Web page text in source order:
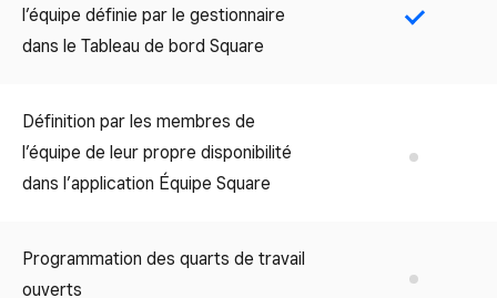
l’équipe définie par le gestionnaire
dans le Tableau de bord Square
Yes
Définition par les membres de
l’équipe de leur propre disponibilité
dans l’application Équipe Square
No
Programmation des quarts de travail
ouverts
No